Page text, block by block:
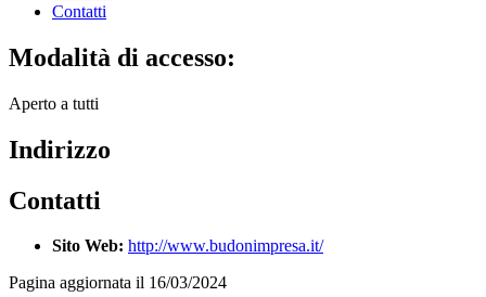
Contatti
Modalità di accesso:
Aperto a tutti
Indirizzo
Contatti
Sito Web: http://www.budonimpresa.it/
Pagina aggiornata il 16/03/2024